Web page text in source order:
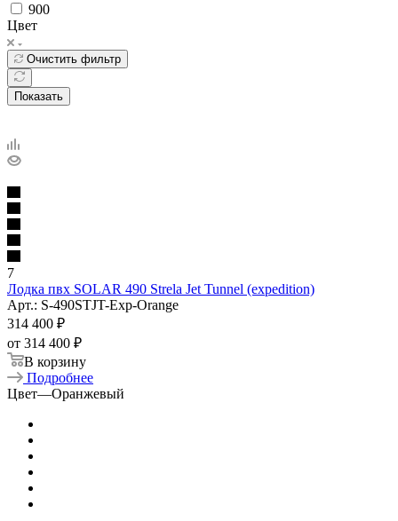
900
Цвет
Очистить фильтр
Показать
7
Лодка пвх SOLAR 490 Strela Jet Tunnel (expedition)
Арт.: S-490STJT-Exp-Orange
314 400 ₽
от 314 400 ₽
В корзину
Подробнее
Цвет—Оранжевый